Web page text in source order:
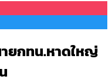
ยกทน.หาดใหญ่